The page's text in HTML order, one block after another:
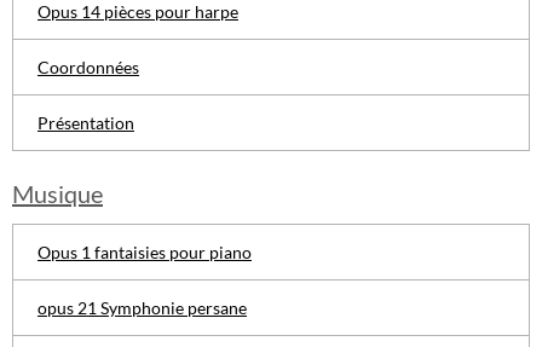
Opus 14 pièces pour harpe
Coordonnées
Présentation
Musique
Opus 1 fantaisies pour piano
opus 21 Symphonie persane